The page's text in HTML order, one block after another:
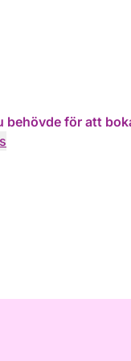
behövde för att